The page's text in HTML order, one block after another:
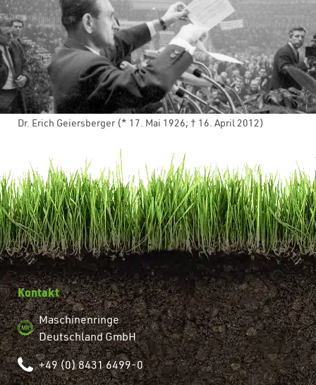
Dr. Erich Geiersberger (* 17. Mai 1926; † 16. April 2012)
Kontakt
Maschinenringe
Deutschland GmbH
+49 (0) 8431 6499-0